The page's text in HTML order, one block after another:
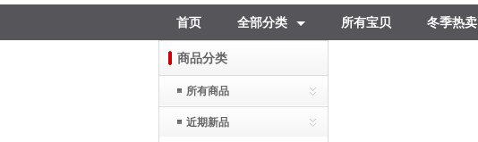
首页 全部分类 所有宝贝 冬季热卖
商品分类
所有商品
近期新品